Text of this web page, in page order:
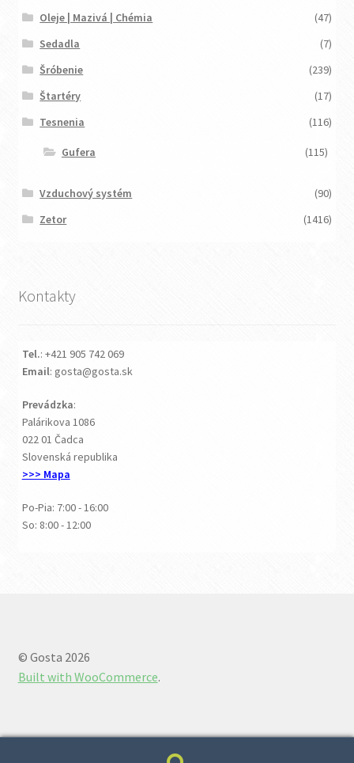
Oleje | Mazivá | Chémia
(47)
Sedadla
(7)
Šróbenie
(239)
Štartéry
(17)
Tesnenia
(116)
Gufera (115)
Vzduchový systém
(90)
Zetor
(1416)
Kontakty
Tel.: +421 905 742 069
Email: gosta@gosta.sk
Prevádzka:
Palárikova 1086
022 01 Čadca
Slovenská republika
>>> Mapa
Po-Pia: 7:00 - 16:00
So: 8:00 - 12:00
© Gosta 2026
Built with WooCommerce.